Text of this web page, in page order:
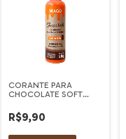
CORANTE PARA
CHOCOLATE SOFT
R$9,90